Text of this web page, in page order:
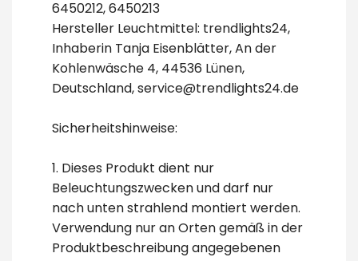
6450212, 6450213
Hersteller Leuchtmittel: trendlights24,
Inhaberin Tanja Eisenblätter, An der
Kohlenwäsche 4, 44536 Lünen,
Deutschland, service@trendlights24.de
Sicherheitshinweise:
1. Dieses Produkt dient nur
Beleuchtungszwecken und darf nur
nach unten strahlend montiert werden.
Verwendung nur an Orten gemäß in der
Produktbeschreibung angegebenen